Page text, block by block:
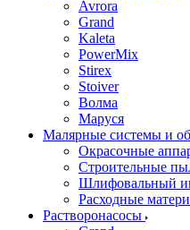
Avrora
Grand
Kaleta
PowerMix
Stirex
Stoiver
Волма
Маруся
Малярные системы и
Окрасочные
Строительные
Шлифовальный
Расходные
Растворонасосы